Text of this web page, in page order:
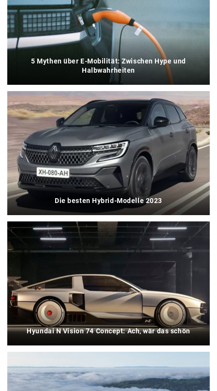
5 Mythen über E-Mobilität: Zwischen Hype und
Halbwahrheiten
Die besten Hybrid-Modelle 2023
Hyundai N Vision 74 Concept: Ach, wär das schön